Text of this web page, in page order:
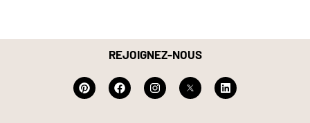
REJOIGNEZ-NOUS